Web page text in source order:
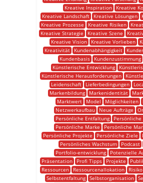
Kreative Inspiration
Kreative
Kreative Landschaft
Kreative Lösungen
Kreative Prozesse
Kreative Risiken
Kreative Strategie
Kreative Szene
Kreative Vision
Kreative Vorlieben
Kreativität
Kundenabhängigkeit
Kundenbasis
Kundenzustimmung
Künstlerische Entwicklung
Künstlerische Herausforderungen
Leidenschaft
Lieferbedingungen
Markenbildung
Markenidentität
Marktwert
Model Möglichkeiten
Netzwerkaufbau
Neue Aufträge
Persönliche Entfaltung
Persönliche Marke
Persönliche
Persönliche Projekte
Persönliche Ziele
Persönliches Wachstum
Podcast
Portfolio-entwicklung
Potenzielle
Präsentation
Profi Tipps Projekte
Ressourcen
Ressourcenallokation Risiko
Selbstentfaltung Selbstorganisation